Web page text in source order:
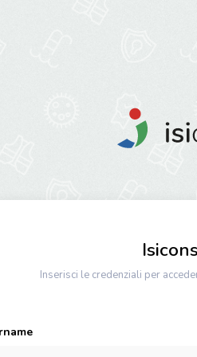
Inserisci le credenziali per